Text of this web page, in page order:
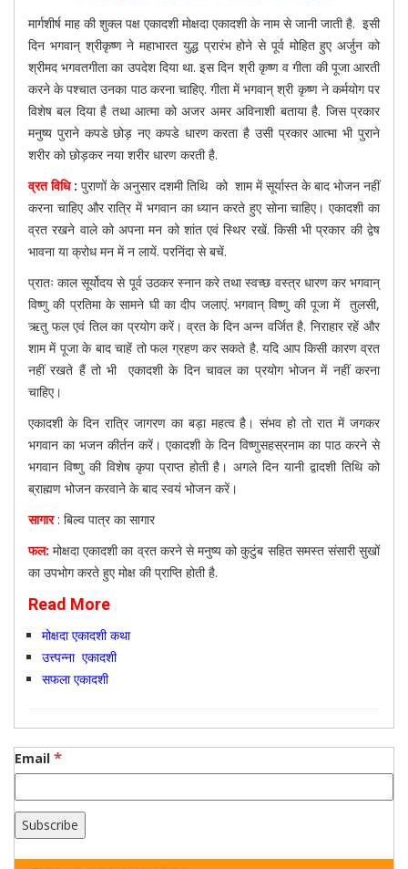
मार्गशीर्ष माह की शुक्ल पक्ष एकादशी मोक्षदा एकादशी के नाम से जानी जाती है. इसी
दिन भगवान् श्रीकृष्ण ने महाभारत युद्ध प्रारंभ होने से पूर्व मोहित हुए अर्जुन को
श्रीमद भगवतगीता का उपदेश दिया था. इस दिन श्री कृष्ण व गीता की पूजा आरती
करने के पश्चात उनका पाठ करना चाहिए. गीता में भगवान् श्री कृष्ण ने कर्मयोग पर
विशेष बल दिया है तथा आत्मा को अजर अमर अविनाशी बताया है. जिस प्रकार
मनुष्य पुराने कपडे छोड़ नए कपडे धारण करता है उसी प्रकार आत्मा भी पुराने
शरीर को छोड़कर नया शरीर धारण करती है.
व्रत विधि:पुराणों के अनुसार दशमी तिथि को शाम में सूर्यास्त के बाद भोजन नहीं
करना चाहिए और रात्रि में भगवान का ध्यान करते हुए सोना चाहिए। एकादशी का
व्रत रखने वाले को अपना मन को शांत एवं स्थिर रखें. किसी भी प्रकार की द्वेष
भावना या क्रोध मन में न लायें. परनिंदा से बचें.
प्रातः काल सूर्योदय से पूर्व उठकर स्नान करे तथा स्वच्छ वस्त्र धारण कर भगवान्
विष्णु की प्रतिमा के सामने घी का दीप जलाएं. भगवान् विष्णु की पूजा में तुलसी,
ऋतु फल एवं तिल का प्रयोग करें। व्रत के दिन अन्न वर्जित है. निराहार रहें और
शाम में पूजा के बाद चाहें तो फल ग्रहण कर सकते है. यदि आप किसी कारण व्रत
नहीं रखते हैं तो भी एकादशी के दिन चावल का प्रयोग भोजन में नहीं करना
चाहिए।
एकादशी के दिन रात्रि जागरण का बड़ा महत्व है। संभव हो तो रात में जगकर
भगवान का भजन कीर्तन करें। एकादशी के दिन विष्णुसहस्रनाम का पाठ करने से
भगवान विष्णु की विशेष कृपा प्राप्त होती है। अगले दिन यानी द्वादशी तिथि को
ब्राह्मण भोजन करवाने के बाद स्वयं भोजन करें।
सागार : बिल्व पात्र का सागार
फल: मोक्षदा एकादशी का व्रत करने से मनुष्य को कुटुंब सहित समस्त संसारी सुखों
का उपभोग करते हुए मोक्ष की प्राप्ति होती है.
Read More
मोक्षदा एकादशी कथा
उत्त्पन्ना एकादशी
सफला एकादशी
Email *